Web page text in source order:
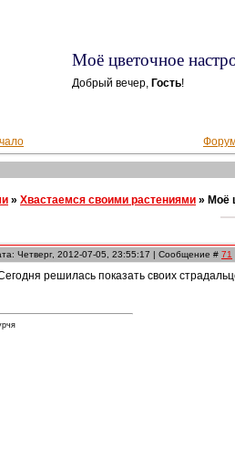
Моё цветочное
Добрый вечер, Гость!
» Хвастаемся своими растениями » Моё
Четверг, 2012-07-05, 23:55:17 | Сообщение # 71
решилась показать своих